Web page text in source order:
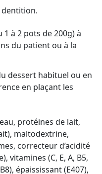
dentition.
à 2 pots de 200g) à
du patient ou à la
dessert habituel ou en
en plaçant les
protéines de lait,
maltodextrine,
correcteur d’acidité
vitamines (C, E, A, B5,
épaississant (E407),